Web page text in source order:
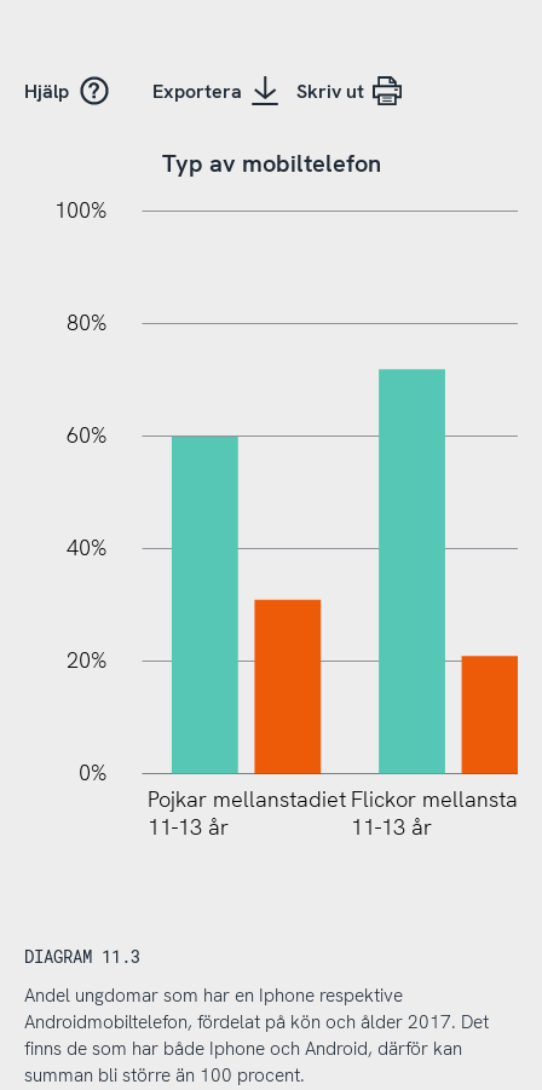
Hjälp Exportera Skriv ut
Typ av mobiltelefon
100%
80%
60%
40%
20%
0%
Pojkar mellanstadiet
11-13 år
Flickor
11-13 år
DIAGRAM 11.3
Andel ungdomar som har en Iphone respektive
Androidmobiltelefon, fördelat på kön och ålder 2017. Det
finns de som har både Iphone och Android, därför kan
summan bli större än 100 procent.